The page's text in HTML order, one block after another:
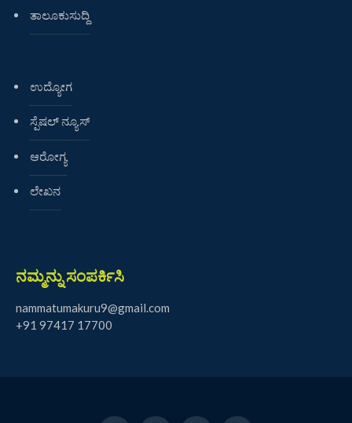
ತಾಲೂಕುಸುದ್ದಿ
ಉದ್ಯೋಗ
ಸ್ಪೆಷಲ್ ನ್ಯೂಸ್
ಆರೋಗ್ಯ
ಲೇಖನ
ನಮ್ಮನ್ನು ಸಂಪರ್ಕಿಸಿ
nammatumakuru9@gmail.com
+91 97417 17700